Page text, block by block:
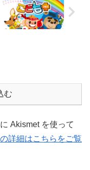
む
Akismet を使って
詳細はこちらをご覧